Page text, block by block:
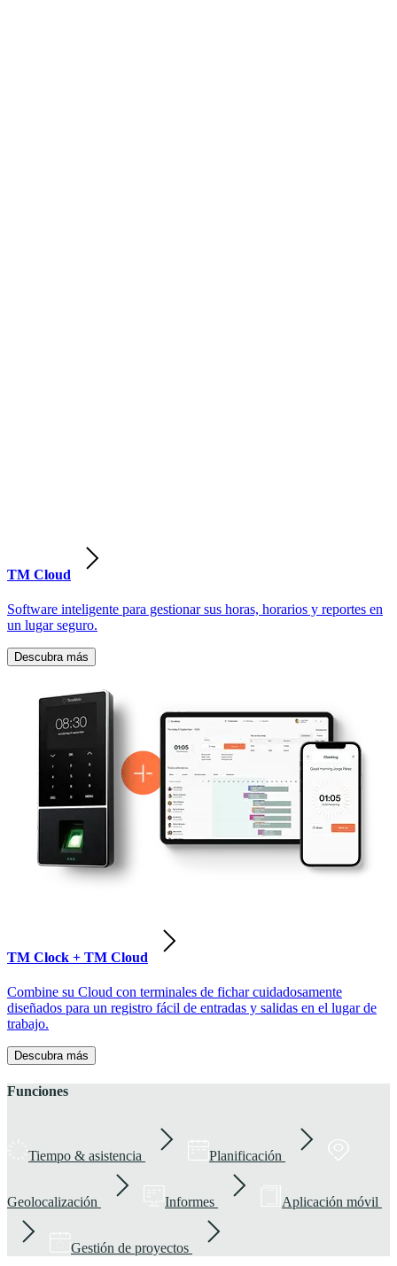
TM Cloud
Software inteligente para gestionar sus horas, horarios y reportes en
un lugar seguro.
Descubra más
TM Clock + TM Cloud
Combine su Cloud con terminales de fichar cuidadosamente
diseñados para un registro fácil de entradas y salidas en el lugar de
trabajo.
Descubra más
Funciones
Tiempo & asistencia Planificación
Geolocalización Informes Aplicación móvil
Gestión de proyectos